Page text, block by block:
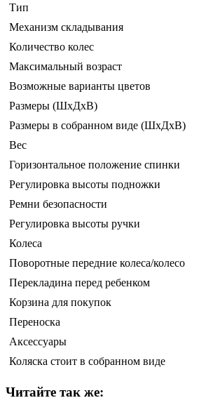
Тип
Механизм складывания
Количество колес
Максимальный возраст
Возможные варианты цветов
Размеры (ШxДxВ)
Размеры в собранном виде (ШxДxВ)
Вес
Горизонтальное положение спинки
Регулировка высоты подножки
Ремни безопасности
Регулировка высоты ручки
Колеса
Поворотные передние колеса/колесо
Перекладина перед ребенком
Корзина для покупок
Переноска
Аксессуары
Коляска стоит в собранном виде
Читайте так же: